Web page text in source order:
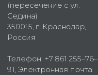
(пересечение с ул.
Седина)
350015, г. Краснодар,
Россия
Телефон: +7 861 255–76–
91, Электронная почта: